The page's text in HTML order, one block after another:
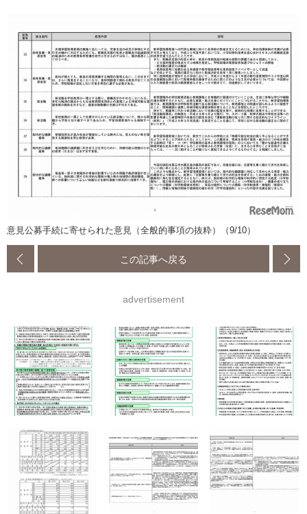
意見公募手続に寄せられた意見（全般的事項の抜粋）（9/10）
この記事へ戻る
advertisement